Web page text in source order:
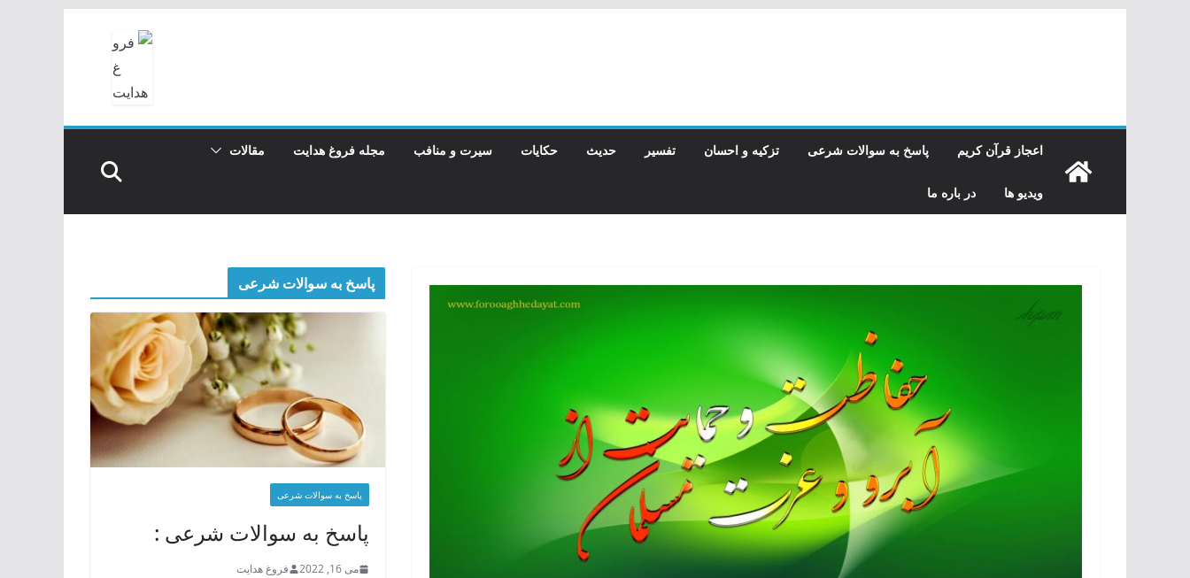
اعجاز قرآن کریم پاسخ به سوالات شرعی تزکیه و احسان تفسیر حدیث حکایات سیرت و منافب مجله فروغ هدایت مقالات
ویدیو ها در باره ما
پاسخ به سوالات شرعی
پاسخ به سوالات شرعی
پاسخ به سوالات شرعی :
می 16, 2022 فروغ هدایت